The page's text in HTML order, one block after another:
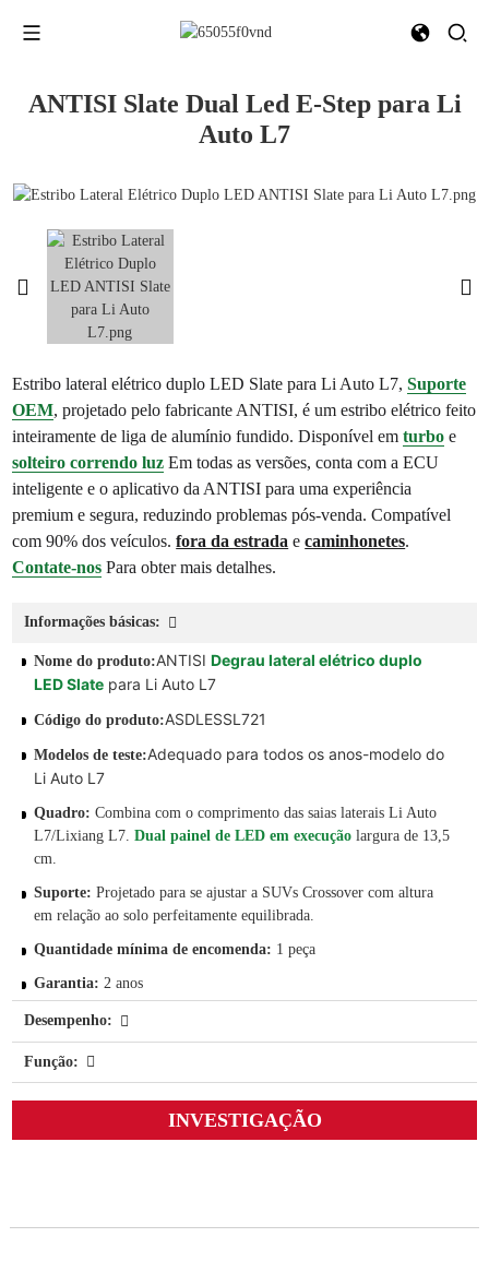
ANTISI Slate Dual Led E-Step para Li
Auto L7
Estribo lateral elétrico duplo LED Slate para Li Auto L7,Suporte
OEM, projetado pelo fabricante ANTISI, é um estribo elétrico feito
inteiramente de liga de alumínio fundido. Disponível emturbo e
solteiro correndoluz Em todas as versões, conta com a ECU
inteligente e o aplicativo da ANTISI para uma experiência
premium e segura, reduzindo problemas pós-venda. Compatível
com 90% dos veículos.fora da estrada ecaminhonetes.
Contate-nos Para obter mais detalhes.
Informações básicas:
Nome do produto:ANTISIDegrau lateral elétrico duplo
LED Slate para Li Auto L7
Código do produto:ASDLESSL721
Modelos de teste:Adequado para todos os anos-modelo do
Li Auto L7
Quadro:Combina com o comprimento das saias laterais Li Auto
L7/Lixiang L7.Dualpainel de LED em execução largura de 13,5
cm.
Suporte: Projetado para se ajustar a SUVs Crossover com altura
em relação ao solo perfeitamente equilibrada.
Quantidade mínima de encomenda: 1 peça
Garantia: 2 anos
Desempenho:
Função:
- Suporte técnico pós-venda remoto
INVESTIGAÇÃO